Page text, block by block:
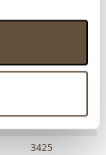
618
3425